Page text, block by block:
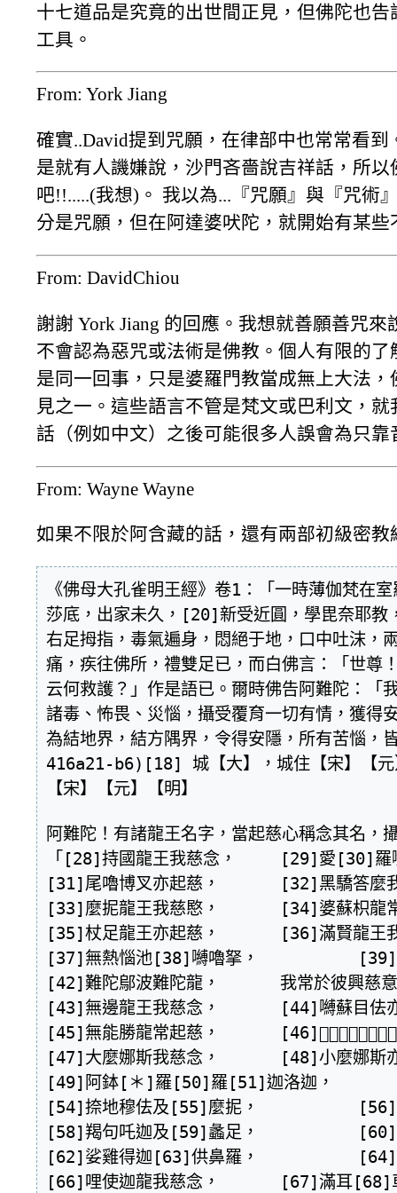
十七道品是究竟的出世間正見，但佛陀也
工具。
From: York Jiang
確實..David提到咒願，在律部中也常常看
是就有人譏嫌說，沙門吝嗇說吉祥話，所
吧!!.....(我想)。 我以為...『咒願』與『咒術
分是咒願，但在阿達婆吠陀，就開始有某
From: DavidChiou
謝謝 York Jiang 的回應。我想就善願善咒
不會認為惡咒或法術是佛教。個人有限的
是同一回事，只是婆羅門教當成無上大法
見之一。這些語言不管是梵文或巴利文，
話（例如中文）之後可能很多人誤會為只靠
From: Wayne Wayne
如果不限於阿含藏的話，還有兩部初級密
《佛母大孔雀明王經》卷1：「一時薄伽梵
莎底，出家未久，[20]新受近圓，學毘奈耶教
右足拇指，毒氣遍身，悶絕于地，口中吐沫，
痛，疾往佛所，禮雙足已，而白佛言：「世尊
云何救護？」作是語已。爾時佛告阿難陀：「
諸毒、怖畏、災惱，攝受覆育一切有情，獲得
為結地界，結方隅界，令得安隱，所有苦
416a21-b6)[18] 城【大】，城住【宋】
【宋】【元】【明】
阿難陀！有諸龍王名字，當起慈心稱念其名，
「[28]持國龍王我慈念，  	[29]愛[30]羅嚩拏常起慈，
[31]尾嚕博叉亦起慈，  	[32]黑驕答麼我慈念，
[33]麼抳龍王我慈愍，  	[34]婆蘇枳龍常起慈，
[35]杖足龍王亦起慈，  	[36]滿賢龍王我慈念。
[37]無熱惱池[38]嚩嚕拏，  	[39]曼[40]娜洛迦[41]德叉迦，
[42]難陀鄔波難陀龍，  	我常於彼興慈意。
[43]無邊龍王我慈念，  	[44]嚩蘇目佉亦起慈，
[45]無能勝龍常起慈，  	[46]𡃃嚩龍王我慈念，
[47]大麼娜斯我慈念，  	[48]小麼娜斯亦起慈，
[49]阿鉢[＊]羅[50]羅[51]迦洛迦，  	[52]有財[53]沙彌龍王等，
[54]捺地穆佉及[55]麼抳，  	[56]白蓮華龍及[57]方主，
[58]羯句吒迦及[59]蠡足，  	[60]毛毯[61]馬勝等皆慈。
[62]娑雞得迦[63]供鼻羅，  	[64]針毛[65]臆行龍王等，
[66]哩使迦龍我慈念，  	[67]滿耳[68]車面亦[69]起慈，